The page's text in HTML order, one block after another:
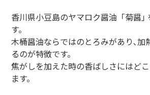
香川県小豆島のヤマロク醤油「菊醤｣
す。
木桶醤油ならではのとろみがあり､加
るのが特徴です。
焦がしを加えた時の香ばしさにはど
ます。